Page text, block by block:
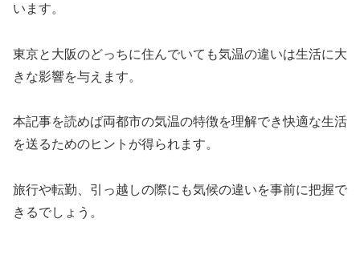
います。
東京と大阪のどっちに住んでいても気温の違いは生活に大
きな影響を与えます。
本記事を読めば両都市の気温の特徴を理解でき快適な生活
を送るためのヒントが得られます。
旅行や転勤、引っ越しの際にも気候の違いを事前に把握で
きるでしょう。